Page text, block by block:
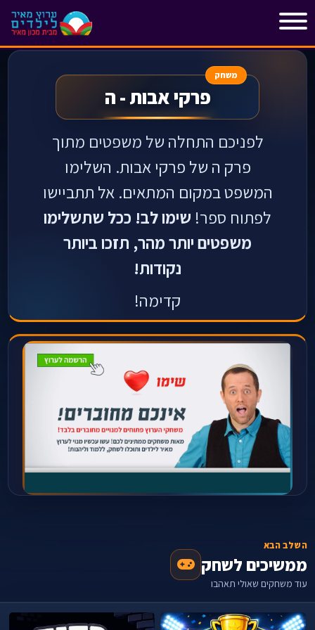
משחק
פרקי אבות - ה
לפניכם התחלה של משפטים מתוך
פרק ה של פרקי אבות. השלימו
המשפט במקום המתאים. אל תתביישו
לפתוח ספר! שימו לב! ככל שתשלימו
משפטים יותר מהר, תזכו ביותר
נקודות!
קדימה!
השלב הבא
ממשיכים לשחק
עוד משחקים שאולי תאהבו